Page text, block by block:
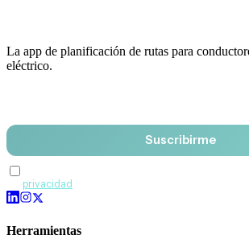
La app de planificación de rutas para
eléctrico.
Suscribirme
privacidad
Herramientas